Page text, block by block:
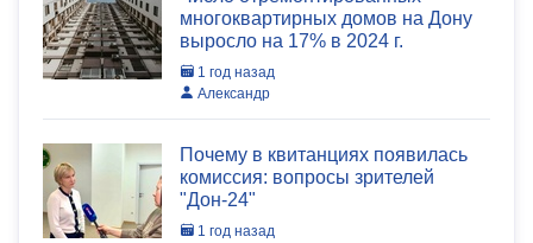
многоквартирных домов на Дону
выросло на 17% в 2024 г.
1 год назад
Александр
Почему в квитанциях появилась
комиссия: вопросы зрителей
"Дон-24"
1 год назад